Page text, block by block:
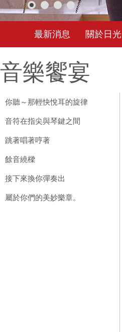
最新消息 關於日光
音樂饗宴
你聽～那輕快悅耳的旋律
音符在指尖與琴鍵之間
跳著唱著哼著
餘音繞樑
接下來換你彈奏出
屬於你們的美妙樂章。